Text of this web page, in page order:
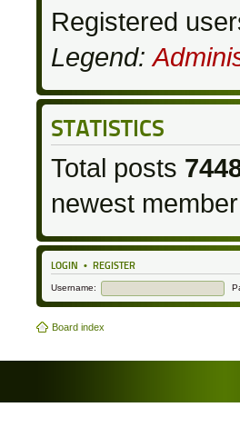
Registered
Legend:
STATISTICS
Total posts
newest member
LOGIN • REGISTER
Username:
Board index